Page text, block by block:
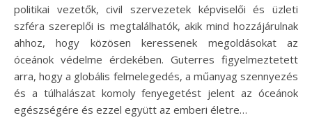
politikai vezetők, civil szervezetek képviselői és üzleti
szféra szereplői is megtalálhatók, akik mind hozzájárulnak
ahhoz, hogy közösen keressenek megoldásokat az
óceánok védelme érdekében. Guterres figyelmeztetett
arra, hogy a globális felmelegedés, a műanyag szennyezés
és a túlhalászat komoly fenyegetést jelent az óceánok
egészségére és ezzel együtt az emberi életre…